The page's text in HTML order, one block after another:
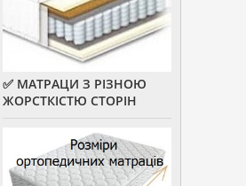
✅ МАТРАЦИ З РІЗНОЮ
ЖОРСТКІСТЮ СТОРІН